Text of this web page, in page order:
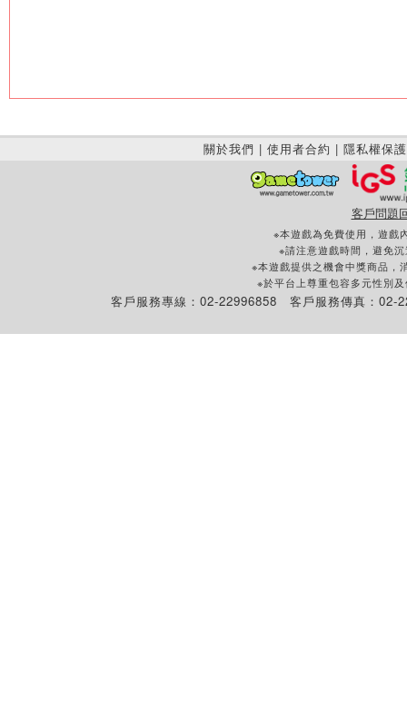
關於我們 | 使用者合約 | 隱私權保護
客戶問題
※本遊戲為免費使用，遊戲
※請注意遊戲時間，避免
※本遊戲提供之機會中獎商品，
※於平台上尊重包容多元性別
客戶服務專線：02-22996858 客戶服務傳真：02-